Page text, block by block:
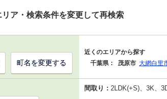
ア・検索条件を変更して再検索
近くのエリアから探す
千葉県：
茂原市 大網白里
町名を変更する
間取り： 2LDK(+S)、3K、